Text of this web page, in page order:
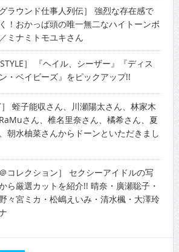
グラウンド仕事人列伝］ 強烈な存在感で
！おかっぱ頭の唯一無二なハイトーンボ
ミナミトモユキさん
STYLE］ 『ヘイル、シーザー』『ディス
・ベイビーズ』をピックアップ!!
］ 蛭子能収さん、川瀬陽太さん、林家木
さん、椎名里奈さん、橘希さん、夏
朝水柚菜さんからドーンといただきまし
＠コレクション］ セクシーアイドルの写
ら厳選カットを紹介!! 晴奈・廣瀬聡子・
々宮ミカ・松嶋えいみ・清水楓・大澤玲